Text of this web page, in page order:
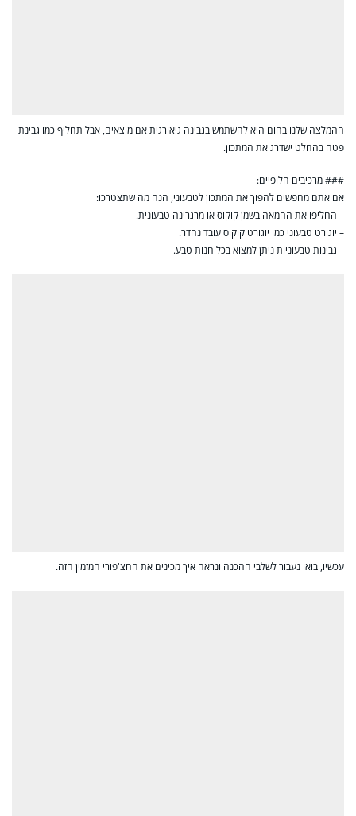
ההמלצה שלנו בחום היא להשתמש בגבינה גיאורגית אם מוצאים, אבל תחליף כמו גבינת
פטה בהחלט ישדרג את המתכון.
### מרכיבים חלופיים:
אם אתם מחפשים להפוך את המתכון לטבעוני, הנה מה שתצטרכו:
– החליפו את החמאה בשמן קוקוס או מרגרינה טבעונית.
– יוגורט טבעוני כמו יוגורט קוקוס עובד נהדר.
– גבינות טבעוניות ניתן למצוא בכל חנות טבע.
עכשיו, בואו נעבור לשלבי ההכנה ונראה איך מכינים את החצ'פורי המזמין הזה.